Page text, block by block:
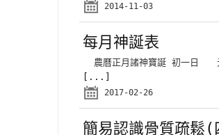
2014-11-03
每月神誕表
農曆正月諸神寶誕 初一日
[...]
2017-02-26
簡易認識骨質疏鬆